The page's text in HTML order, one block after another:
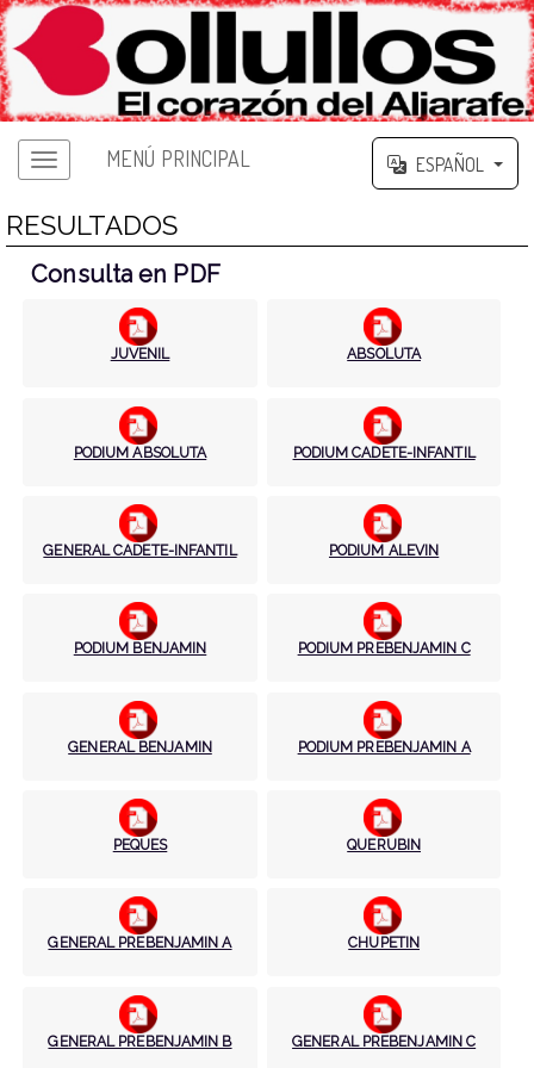
MENÚ PRINCIPAL ESPAÑOL
RESULTADOS
Consulta en PDF
JUVENIL ABSOLUTA
PODIUM ABSOLUTA PODIUM CADETE-INFANTIL
GENERAL CADETE-INFANTIL PODIUM ALEVIN
PODIUM BENJAMIN PODIUM PREBENJAMIN C
GENERAL BENJAMIN PODIUM PREBENJAMIN A
PEQUES QUERUBIN
GENERAL PREBENJAMIN A CHUPETIN
GENERAL PREBENJAMIN B GENERAL PREBENJAMIN C